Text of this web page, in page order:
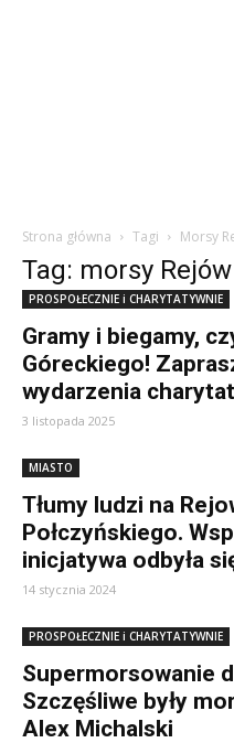
Strona główna Tagi Morsy
Tag: morsy
PROSPOŁECZNIE i CHARYTATYWNIE
Gramy i biegamy,
Góreckiego!
wydarzenia
3 listopada 2025
MIASTO
Tłumy ludzi na
Połczyńskiego.
inicjatywa odbyła
14 stycznia 2024
PROSPOŁECZNIE i CHARYTATYWNIE
Supermorsowanie
Szczęśliwe były
Alex Michalski